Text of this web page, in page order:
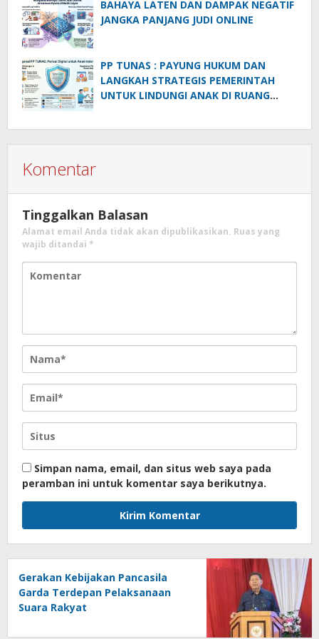
BAHAYA LATEN DAN DAMPAK NEGATIF
JANGKA PANJANG JUDI ONLINE
PP TUNAS : PAYUNG HUKUM DAN
LANGKAH STRATEGIS PEMERINTAH
UNTUK LINDUNGI ANAK DI RUANG
Komentar
Tinggalkan Balasan
Alamat email Anda tidak akan dipublikasikan. Ruas yang
wajib ditandai *
Simpan nama, email, dan situs web saya pada
peramban ini untuk komentar saya berikutnya.
Gerakan Kebijakan Pancasila
Garda Terdepan Pelaksanaan
Suara Rakyat